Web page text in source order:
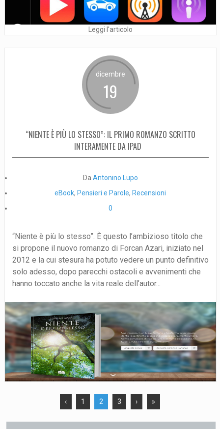
Leggi l'articolo
dicembre
19
“NIENTE È PIÙ LO STESSO”: IL PRIMO ROMANZO SCRITTO
INTERAMENTE DA IPAD
Da Antonino Lupo
eBook, Pensieri e Parole, Recensioni
0
“Niente è più lo stesso”. È questo l’ambizioso titolo che
si propone il nuovo romanzo di Forcan Azari, iniziato nel
2012 e la cui stesura ha potuto vedere un punto definitivo
solo adesso, dopo parecchi ostacoli e avvenimenti che
hanno toccato anche la vita reale dell’autor...
‹ 1 2 3 › »